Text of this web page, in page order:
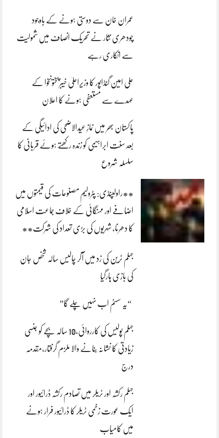
عمران خان سے دوستی ہونے کے باوجود
چودھری نثار نے تحریک انصاف میں شمولیت
سے انکاری رہے
علی امین گنڈاپور کا وزیراعلیٰ خیبرپختونخوا کے
عہدے سے مستعفی ہونے کا اعلان
پاکستان بھر میں نمازِ عیدالاضحی کی ادائیگی کے
بعد سنتِ ابراہیمی کو زندہ رکھتے ہوئے قربانی کا
سلسلہ شروع
**راولپنڈی: پٹرولیم مصنوعات کی قیمتوں میں
اضافے اور مہنگائی کے خلاف جماعت اسلامی
کا دھرنا، شہریوں کی بڑی تعداد کی شرکت**
جہلم ٹرین کی زد میں آکر چالیس سالہ شخص جان
کی بازی ہارگیا
“یہ سسٹم اب نہیں چلے گا”
جہلم پولیس کی کارروائی،10 سالہ بچے کو جنسی
زیادتی کا نشانہ بنانے والا ملزم گرفتار،مقدمہ
درج
جہلم رکشہ اور ٹریلر میں تصادم رکشہ ڈرائیور اور
ایک عورت زخمی ٹریلر کا ڈرائیور فرار ہونے
میں کامیاب